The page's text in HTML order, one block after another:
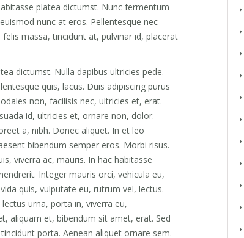
platea dictumst. Nunc fermentum
nunc at eros. Pellentesque nec
massa, tincidunt at, pulvinar id, placerat
dictumst. Nulla dapibus ultricies pede.
quis, lacus. Duis adipiscing purus
non, facilisis nec, ultricies et, erat.
id, ultricies et, ornare non, dolor.
a, nibh. Donec aliquet. In et leo
bibendum semper eros. Morbi risus.
viverra ac, mauris. In hac habitasse
Integer mauris orci, vehicula eu,
quis, vulputate eu, rutrum vel, lectus.
urna, porta in, viverra eu,
aliquam et, bibendum sit amet, erat. Sed
porta. Aenean aliquet ornare sem.